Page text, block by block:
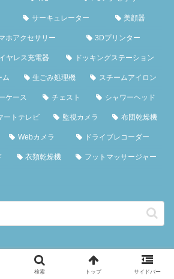
サーキュレーター 美顔器
ホアクセサリー 3Dプリンター
ヤレス充電器 ドッキングステーション
ム 生ごみ処理機 スチームアイロン
ケース チェスト シャワーヘッド
ートテレビ 監視カメラ 布団乾燥機
Webカメラ ドライブレコーダー
衣類乾燥機 フットマッサージャー
検索 トップ サイドバー